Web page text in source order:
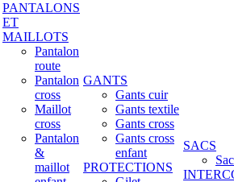
PANTALONS
ET
MAILLOTS
Pantalon
route
Pantalon
cross
Maillot
cross
Pantalon
&
maillot
GANTS
Gants cuir
Gants textile
Gants cross
Gants cross
enfant
PROTECTIONS
SACS